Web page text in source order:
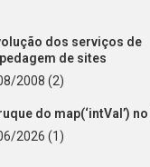
dos serviços de
de sites
2008 (2)
do map(‘intVal’)
2026 (1)